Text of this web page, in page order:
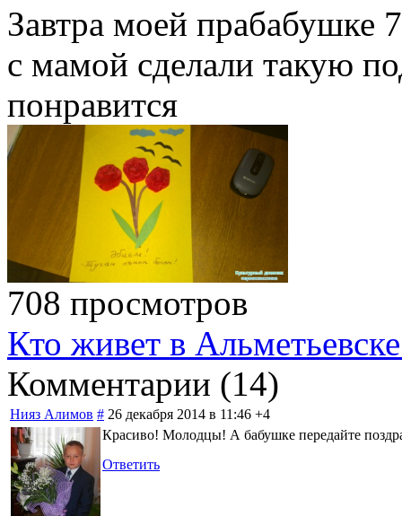
Завтра моей прабабушке
с мамой сделали такую
понравится
708 просмотров
Кто живет в
Комментарии (14)
Нияз Алимов # 26 декабря 2014 в 11:46 +4
Красиво! Молодцы! А бабушке передайте
Ответить